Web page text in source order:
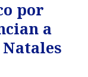
por
a